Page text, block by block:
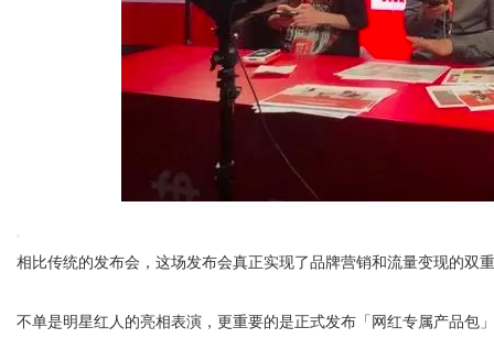
相比传统的发布会，这场发布会真正实现了品牌营销和流量变现的双
不单是明星红人的亮相表演，更重要的是正式发布「网红专属产品包